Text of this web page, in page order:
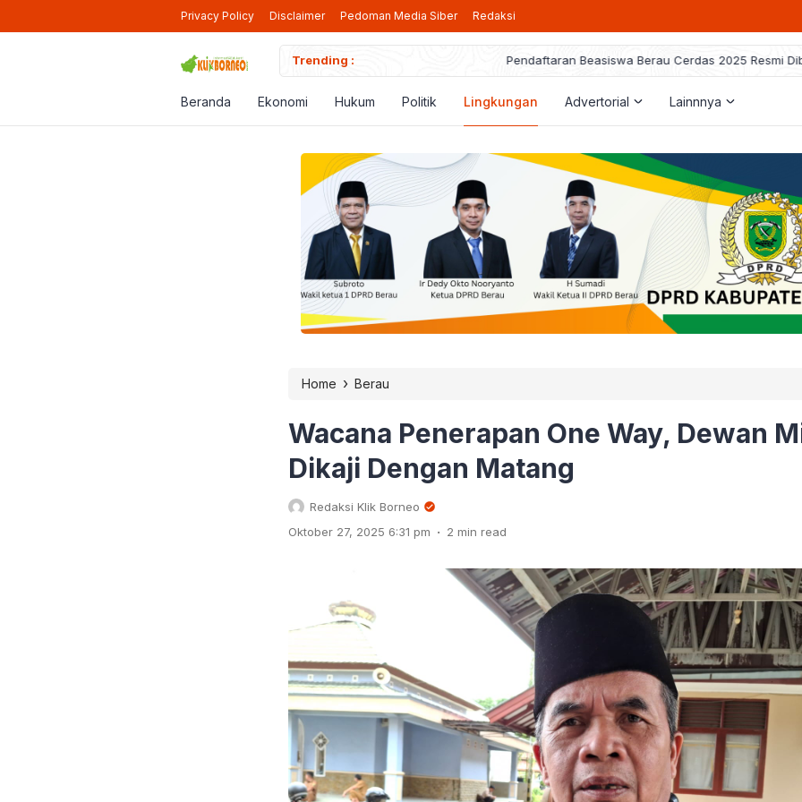
Privacy Policy Disclaimer Pedoman Media Siber Redaksi
Trending : Pendaftaran Beasiswa Berau Cerdas 2025 Resmi Dibuka, Berikut Pedoman
Beranda Ekonomi Hukum Politik Lingkungan Advertorial Lainnnya
Home › Berau
Wacana Penerapan One Way, Dewan
Dikaji Dengan Matang
Redaksi Klik Borneo
Oktober 27, 2025 6:31 pm . 2 min read